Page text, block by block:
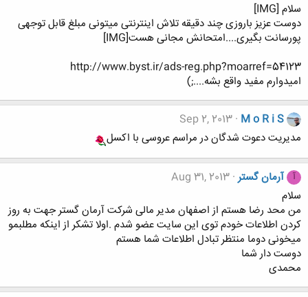
سلام [IMG]
دوست عزیز باروزی چند دقیقه تلاش اینترنتی میتونی مبلغ قابل توجهی
پورسانت بگیری....امتحانش مجانی هست[IMG]
http://www.byst.ir/ads-reg.php?moarref=54123
امیدوارم مفید واقع بشه....;)
M o R i S
Sep 2, 2013
مدیریت دعوت شدگان در مراسم عروسی با اکسل
آ آرمان گستر Aug 31, 2013
سلام
من محد رضا هستم از اصفهان مدیر مالی شرکت آرمان گستر جهت به روز
کردن اطلاعات خودم توی این سایت عضو شدم .اولا تشکر از اینکه مطلبمو
میخونی دوما منتظر تبادل اطلاعات شما هستم
دوست دار شما
محمدی